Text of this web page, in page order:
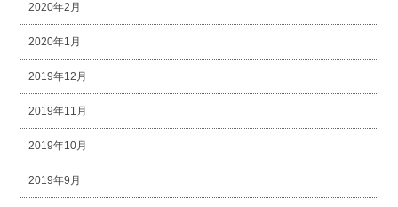
2020年2月
2020年1月
2019年12月
2019年11月
2019年10月
2019年9月